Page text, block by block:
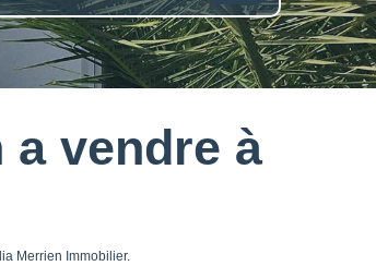
a vendre à
Merrien Immobilier.